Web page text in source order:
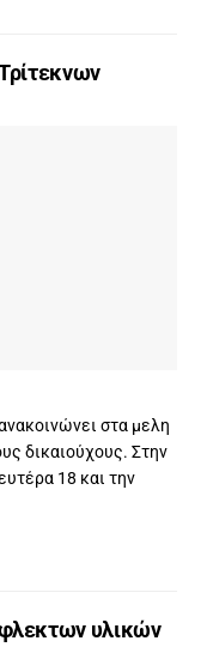
στα μελη
δικαιούχους. Στην
18 και την
υλικών